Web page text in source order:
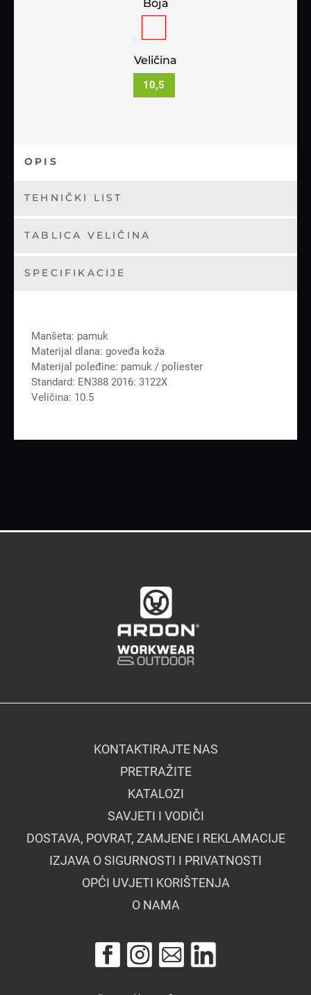
Boja
Veličina
10,5
OPIS
TEHNIČKI LIST
TABLICA VELIČINA
SPECIFIKACIJE
Manšeta: pamuk
Materijal dlana: goveđa koža
Materijal poleđine: pamuk / poliester
Standard: EN388 2016: 3122X
Veličina: 10.5
KONTAKTIRAJTE NAS
PRETRAŽITE
KATALOZI
SAVJETI I VODIČI
DOSTAVA, POVRAT, ZAMJENE I REKLAMACIJE
IZJAVA O SIGURNOSTI I PRIVATNOSTI
OPĆI UVJETI KORIŠTENJA
O NAMA